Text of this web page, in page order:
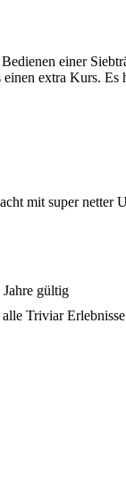
einer
extra Kurs. Es
mit super netter
gültig
Triviar Erlebnisse